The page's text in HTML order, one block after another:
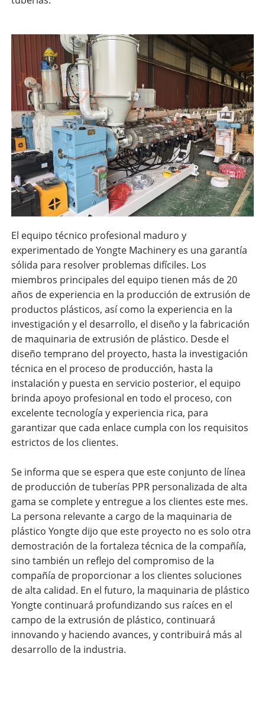
El equipo técnico profesional maduro y
experimentado de Yongte Machinery es una garantía
sólida para resolver problemas difíciles. Los
miembros principales del equipo tienen más de 20
años de experiencia en la producción de extrusión de
productos plásticos, así como la experiencia en la
investigación y el desarrollo, el diseño y la fabricación
de maquinaria de extrusión de plástico. Desde el
diseño temprano del proyecto, hasta la investigación
técnica en el proceso de producción, hasta la
instalación y puesta en servicio posterior, el equipo
brinda apoyo profesional en todo el proceso, con
excelente tecnología y experiencia rica, para
garantizar que cada enlace cumpla con los requisitos
estrictos de los clientes.
Se informa que se espera que este conjunto de línea
de producción de tuberías PPR personalizada de alta
gama se complete y entregue a los clientes este mes.
La persona relevante a cargo de la maquinaria de
plástico Yongte dijo que este proyecto no es solo otra
demostración de la fortaleza técnica de la compañía,
sino también un reflejo del compromiso de la
compañía de proporcionar a los clientes soluciones
de alta calidad. En el futuro, la maquinaria de plástico
Yongte continuará profundizando sus raíces en el
campo de la extrusión de plástico, continuará
innovando y haciendo avances, y contribuirá más al
desarrollo de la industria.